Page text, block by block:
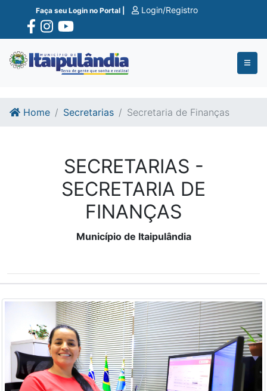
Ir para o conte�do
Ir para o fim do conte�do
Faça seu Login no Portal | Login/Registro
Home Secretarias Secretaria de Finanças
SECRETARIAS -
SECRETARIA DE
FINANÇAS
Município de Itaipulândia